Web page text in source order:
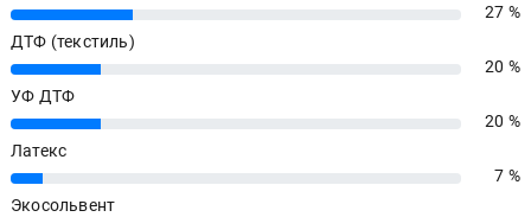
27%
27 %
ДТФ (текстиль)
20%
20 %
УФ ДТФ
20%
20 %
Латекс
7%
7 %
Экосольвент